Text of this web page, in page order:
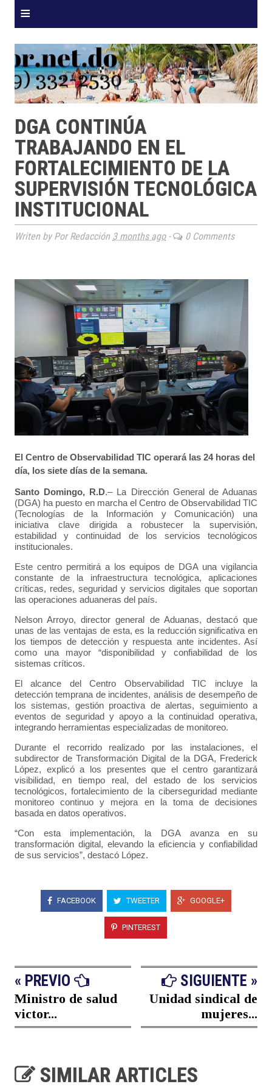
≡
DGA CONTINÚA
TRABAJANDO EN EL
FORTALECIMIENTO DE LA
SUPERVISIÓN TECNOLÓGICA
INSTITUCIONAL
Writen by Por Redacción 3 months ago- 0 Comments
El Centro de Observabilidad TIC operará las 24 horas del
día, los siete días de la semana.
Santo Domingo, R.D.– La Dirección General de Aduanas
(DGA) ha puesto en marcha el Centro de Observabilidad TIC
(Tecnologías de la Información y Comunicación) una
iniciativa clave dirigida a robustecer la supervisión,
estabilidad y continuidad de los servicios tecnológicos
institucionales.
Este centro permitirá a los equipos de DGA una vigilancia
constante de la infraestructura tecnológica, aplicaciones
críticas, redes, seguridad y servicios digitales que soportan
las operaciones aduaneras del país.
Nelson Arroyo, director general de Aduanas, destacó que
unas de las ventajas de esta, es la reducción significativa en
los tiempos de detección y respuesta ante incidentes. Así
como una mayor “disponibilidad y confiabilidad de los
sistemas críticos.
El alcance del Centro Observabilidad TIC incluye la
detección temprana de incidentes, análisis de desempeño de
los sistemas, gestión proactiva de alertas, seguimiento a
eventos de seguridad y apoyo a la continuidad operativa,
integrando herramientas especializadas de monitoreo.
Durante el recorrido realizado por las instalaciones, el
subdirector de Transformación Digital de la DGA, Frederick
López, explicó a los presentes que el centro garantizará
visibilidad, en tiempo real, del estado de los servicios
tecnológicos, fortalecimiento de la ciberseguridad mediante
monitoreo continuo y mejora en la toma de decisiones
basada en datos operativos.
“Con esta implementación, la DGA avanza en su
transformación digital, elevando la eficiencia y confiabilidad
de sus servicios”, destacó López.
FACEBOOK TWEETER GOOGLE+
PINTEREST
« PREVIO
Ministro de salud
victor...
SIGUIENTE »
Unidad sindical de
mujeres...
SIMILAR ARTICLES